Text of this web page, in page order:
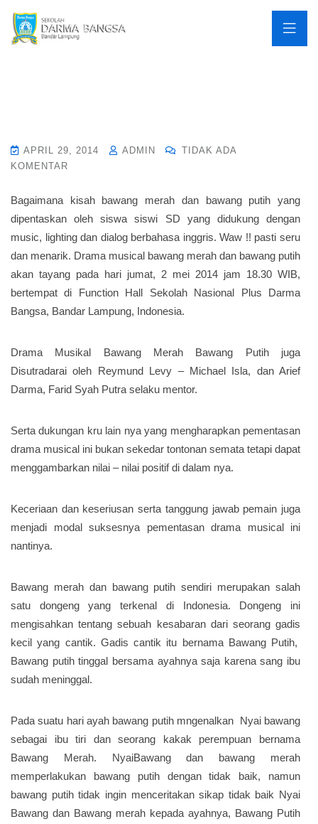
APRIL 29, 2014 ADMIN
TIDAK ADA
KOMENTAR
Bagaimana kisah bawang merah dan bawang putih yang
dipentaskan oleh siswa siswi SD yang didukung dengan
music, lighting dan dialog berbahasa inggris. Waw !! pasti seru
dan menarik. Drama musical bawang merah dan bawang putih
akan tayang pada hari jumat, 2 mei 2014 jam 18.30 WIB,
bertempat di Function Hall Sekolah Nasional Plus Darma
Bangsa, Bandar Lampung, Indonesia.
Drama Musikal Bawang Merah Bawang Putih juga
Disutradarai oleh Reymund Levy – Michael Isla, dan Arief
Darma, Farid Syah Putra selaku mentor.
Serta dukungan kru lain nya yang mengharapkan pementasan
drama musical ini bukan sekedar tontonan semata tetapi dapat
menggambarkan nilai – nilai positif di dalam nya.
Keceriaan dan keseriusan serta tanggung jawab pemain juga
menjadi modal suksesnya pementasan drama musical ini
nantinya.
Bawang merah dan bawang putih sendiri merupakan salah
satu dongeng yang terkenal di Indonesia. Dongeng ini
mengisahkan tentang sebuah kesabaran dari seorang gadis
kecil yang cantik. Gadis cantik itu bernama Bawang Putih,
Bawang putih tinggal bersama ayahnya saja karena sang ibu
sudah meninggal.
Pada suatu hari ayah bawang putih mngenalkan Nyai bawang
sebagai ibu tiri dan seorang kakak perempuan bernama
Bawang Merah. NyaiBawang dan bawang merah
memperlakukan bawang putih dengan tidak baik, namun
bawang putih tidak ingin menceritakan sikap tidak baik Nyai
Bawang dan Bawang merah kepada ayahnya, Bawang Putih